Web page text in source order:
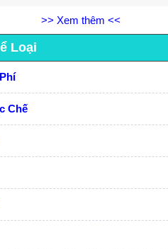
>> Xem thêm <<
Loại
Chế